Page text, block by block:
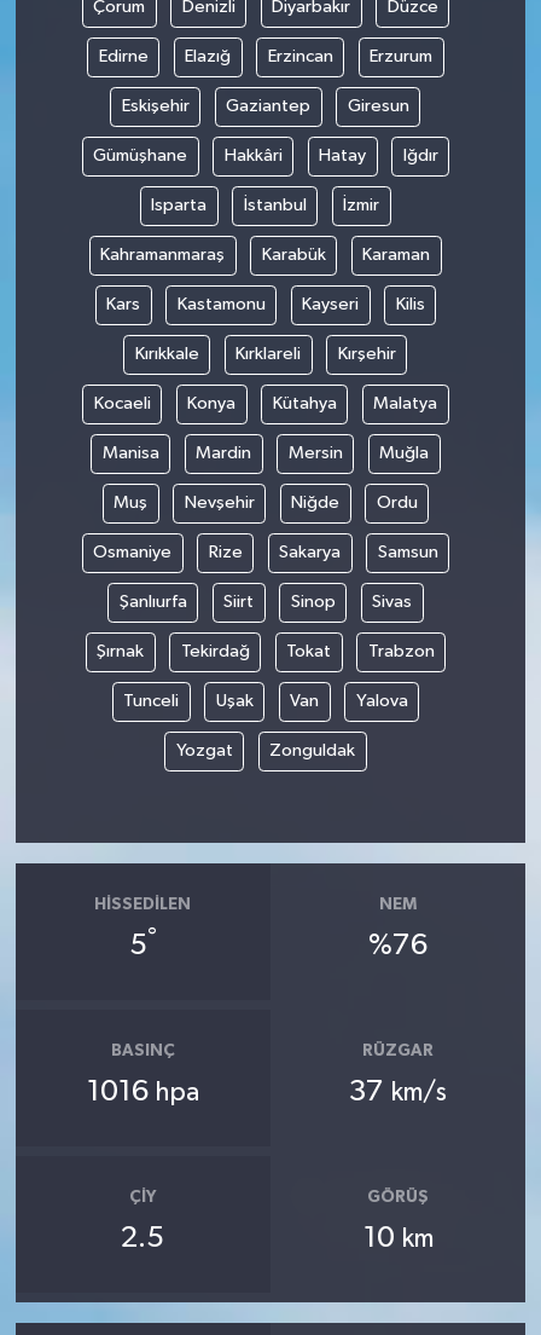
Çorum Denizli Diyarbakır Düzce
Edirne Elazığ Erzincan Erzurum
Eskişehir Gaziantep Giresun
Gümüşhane Hakkâri Hatay Iğdır
Isparta İstanbul İzmir
Kahramanmaraş Karabük Karaman
Kars Kastamonu Kayseri Kilis
Kırıkkale Kırklareli Kırşehir
Kocaeli Konya Kütahya Malatya
Manisa Mardin Mersin Muğla
Muş Nevşehir Niğde Ordu
Osmaniye Rize Sakarya Samsun
Şanlıurfa Siirt Sinop Sivas
Şırnak Tekirdağ Tokat Trabzon
Tunceli Uşak Van Yalova
Yozgat Zonguldak
HISSEDILEN
5°
NEM
%76
BASINÇ
1016 hpa
RÜZGAR
37 km/s
ÇIY
2.5
GÖRÜŞ
10 km